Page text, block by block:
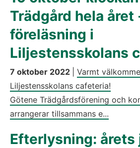
Trädgård hela året
föreläsning i
Liljestensskolans
7 oktober 2022
Varmt
Liljestensskolans cafeteria!
Götene Trädgårdsförening och
arrangerar tillsammans e...
Efterlysning: årets